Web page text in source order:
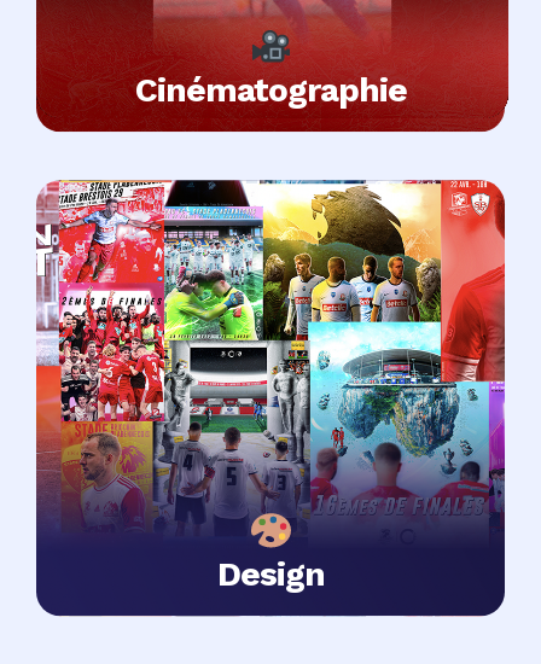
Cinématographie
Design